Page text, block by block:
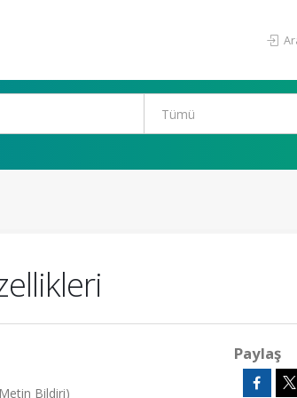
Bildiri)
Paylaş